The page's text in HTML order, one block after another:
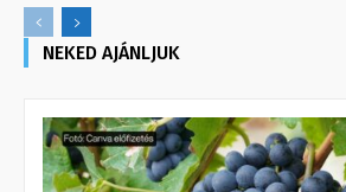
NEKED AJÁNLJUK